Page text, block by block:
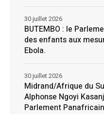
BUTEMBO : le
des enfants aux
Ebola.
30 juillet 2026
Midrand/Afrique du
Alphonse Ngoyi
Parlement
30 juillet 2026